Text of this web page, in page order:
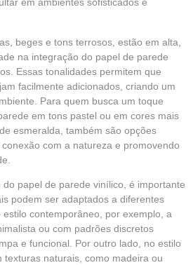
em ambientes sofisticados e
beges e tons terrosos, estão em alta,
na integração do papel de parede
Essas tonalidades permitem que
facilmente adicionados, criando um
Para quem busca um toque
em tons pastel ou em cores mais
esmeralda, também são opções
com a natureza e promovendo
papel de parede vinílico, é importante
podem ser adaptados a diferentes
contemporâneo, por exemplo, a
ou com padrões discretos
e funcional. Por outro lado, no estilo
texturas naturais, como madeira ou